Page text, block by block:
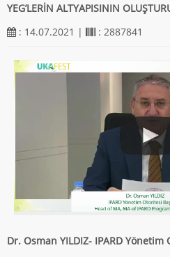
YEG’LERİN ALTYAPISININ
: 14.07.2021 |
: 2887841
Dr. Osman YILDIZ- IPARD Yönetim